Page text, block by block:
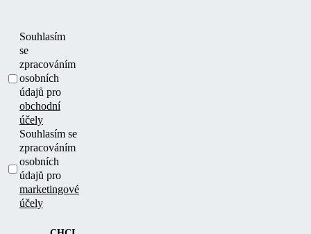
Souhlasím
se
zpracováním
osobních
údajů pro
obchodní
účely
Souhlasím se
zpracováním
osobních
údajů pro
marketingové
účely